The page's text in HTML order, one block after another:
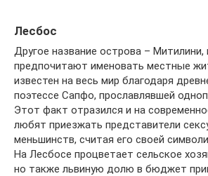
Лесбос
Другое название острова – Митилини,
предпочитают именовать местные
известен на весь мир благодаря
поэтессе Сапфо, прославлявшей
Этот факт отразился и на
любят приезжать представители
меньшинств, считая его своей
На Лесбосе процветает сельское
но также львиную долю в бюджет